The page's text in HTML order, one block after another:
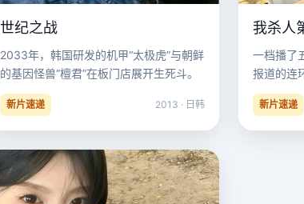
世纪之战
2033年，韩国研发的机甲“太极虎”与朝鲜
的基因怪兽“檀君”在板门店展开生死斗。
新片速递 2013 · 日韩
我杀人
一档播了
报道的连
新片速递